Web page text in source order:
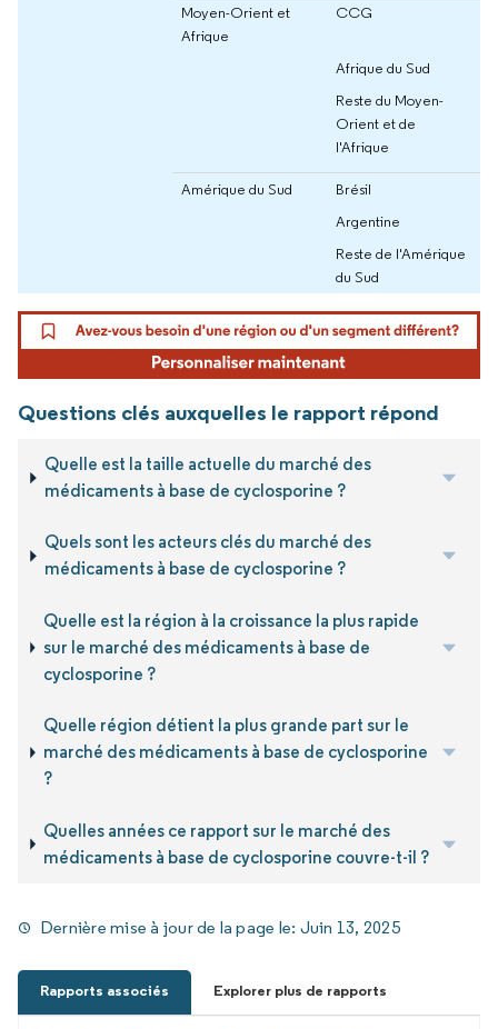
Moyen-Orient et
Afrique
CCG
Afrique du Sud
Reste du Moyen-
Orient et de
l'Afrique
Amérique du Sud
Brésil
Argentine
Reste de l'Amérique
du Sud
Questions clés auxquelles le rapport répond
Quelle est la taille actuelle du marché des
médicaments à base de cyclosporine ?
Quels sont les acteurs clés du marché des
médicaments à base de cyclosporine ?
Quelle est la région à la croissance la plus rapide
sur le marché des médicaments à base de
cyclosporine ?
Quelle région détient la plus grande part sur le
marché des médicaments à base de cyclosporine
?
Quelles années ce rapport sur le marché des
médicaments à base de cyclosporine couvre-t-il ?
Dernière mise à jour de la page le: Juin 13, 2025
Rapports associés Explorer plus de rapports